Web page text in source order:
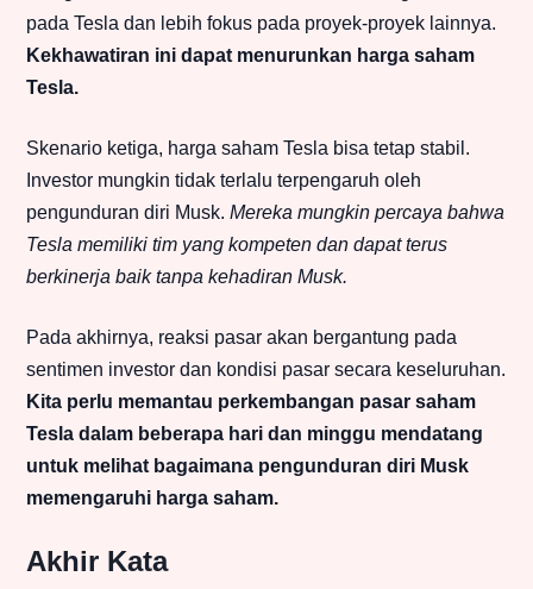
pada Tesla dan lebih fokus pada proyek-proyek lainnya.
Kekhawatiran ini dapat menurunkan harga saham
Tesla.
Skenario ketiga, harga saham Tesla bisa tetap stabil.
Investor mungkin tidak terlalu terpengaruh oleh
pengunduran diri Musk. Mereka mungkin percaya bahwa
Tesla memiliki tim yang kompeten dan dapat terus
berkinerja baik tanpa kehadiran Musk.
Pada akhirnya, reaksi pasar akan bergantung pada
sentimen investor dan kondisi pasar secara keseluruhan.
Kita perlu memantau perkembangan pasar saham
Tesla dalam beberapa hari dan minggu mendatang
untuk melihat bagaimana pengunduran diri Musk
memengaruhi harga saham.
Akhir Kata